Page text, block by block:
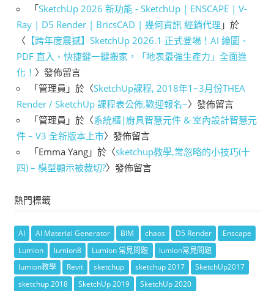
「SketchUp 2026 新功能 - SketchUp | ENSCAPE | V-
Ray | D5 Render | BricsCAD | 幾何資訊 經銷代理 」於
〈 【跨年度震撼】SketchUp 2026.1 正式登場！AI 繪圖、
PDF 直入、快捷鍵一鍵搬家，「地表最強生產力」全面進
化！ 〉發佈留言
「管理員 」於〈SketchUp課程, 2018年1~3月份THEA
Render / SketchUp 課程表公佈,歡迎報名~〉發佈留言
「管理員 」於〈系統櫃|廚具智慧元件 & 室內設計智慧元
件 – V3 全新版本上市〉發佈留言
「Emma Yang 」於〈sketchup教學,常忽略的小技巧(十
四) – 模型顯示被裁切?〉發佈留言
熱門標籤
AI AI Material Generator BIM chaos D5 Render
Enscape
Lumion
lumion8 Lumion 常見問題
lumion常見問題
lumion教學
Revit sketchup sketchup 2017
SketchUp2017
sketchup 2018
SketchUp 2019
SketchUp 2020